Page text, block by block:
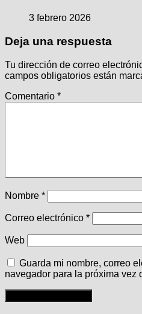
3 febrero 2026
Deja una respuesta
Tu dirección de correo
campos obligatorios están
Comentario *
Nombre *
Correo electrónico *
Web
Guarda mi nombre, correo
navegador para la próxima vez